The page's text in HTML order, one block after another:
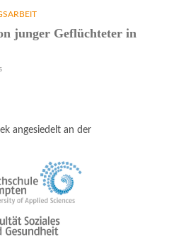
junger Geflüchteter in
angesiedelt an der